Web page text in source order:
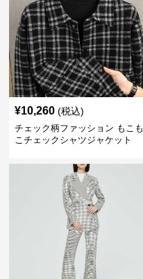
¥10,260 (税込)
チェック柄ファッション もこも
こチェックシャツジャケット